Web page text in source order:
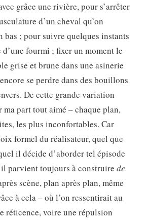
grâce une rivière, pour s’arrêter
d’un cheval qu’on
bas ; pour suivre quelques instants
fourmi ; fixer un moment le
grise et brune dans une asinerie
se perdre dans des bouillons
De cette grande variation
part tout aimé – chaque plan,
les plus inconfortables. Car
formel du réalisateur, quel que
il décide d’aborder tel épisode
il parvient toujours à construire de
scène, plan après plan, même
à cela – où l’on ressentirait au
réticence, voire une répulsion